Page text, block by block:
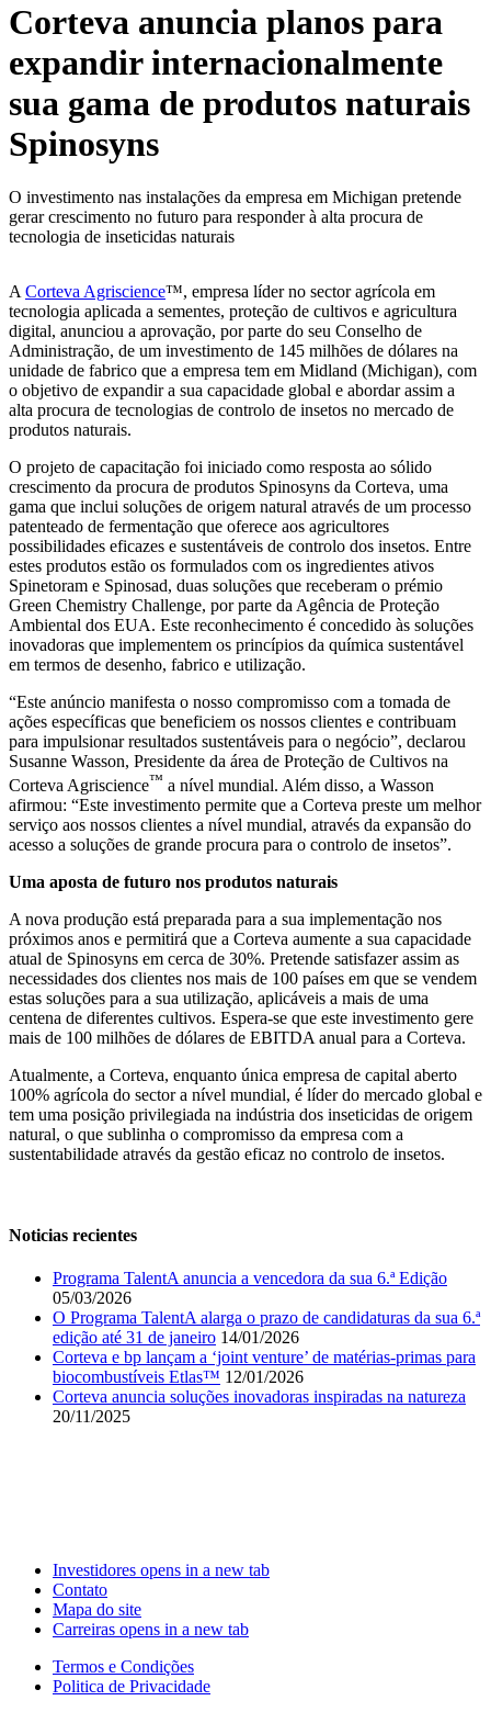
Corteva anuncia planos para
expandir internacionalmente
sua gama de produtos naturais
Spinosyns
O investimento nas instalações da empresa em Michigan pretende
gerar crescimento no futuro para responder à alta procura de
tecnologia de inseticidas naturais
A Corteva Agriscience™, empresa líder no sector agrícola em
tecnologia aplicada a sementes, proteção de cultivos e agricultura
digital, anunciou a aprovação, por parte do seu Conselho de
Administração, de um investimento de 145 milhões de dólares na
unidade de fabrico que a empresa tem em Midland (Michigan), com
o objetivo de expandir a sua capacidade global e abordar assim a
alta procura de tecnologias de controlo de insetos no mercado de
produtos naturais.
O projeto de capacitação foi iniciado como resposta ao sólido
crescimento da procura de produtos Spinosyns da Corteva, uma
gama que inclui soluções de origem natural através de um processo
patenteado de fermentação que oferece aos agricultores
possibilidades eficazes e sustentáveis de controlo dos insetos. Entre
estes produtos estão os formulados com os ingredientes ativos
Spinetoram e Spinosad, duas soluções que receberam o prémio
Green Chemistry Challenge, por parte da Agência de Proteção
Ambiental dos EUA. Este reconhecimento é concedido às soluções
inovadoras que implementem os princípios da química sustentável
em termos de desenho, fabrico e utilização.
“Este anúncio manifesta o nosso compromisso com a tomada de
ações específicas que beneficiem os nossos clientes e contribuam
para impulsionar resultados sustentáveis para o negócio”, declarou
Susanne Wasson, Presidente da área de Proteção de Cultivos na
Corteva Agriscience™ a nível mundial. Além disso, a Wasson
afirmou: “Este investimento permite que a Corteva preste um melhor
serviço aos nossos clientes a nível mundial, através da expansão do
acesso a soluções de grande procura para o controlo de insetos”.
Uma aposta de futuro nos produtos naturais
A nova produção está preparada para a sua implementação nos
próximos anos e permitirá que a Corteva aumente a sua capacidade
atual de Spinosyns em cerca de 30%. Pretende satisfazer assim as
necessidades dos clientes nos mais de 100 países em que se vendem
estas soluções para a sua utilização, aplicáveis a mais de uma
centena de diferentes cultivos. Espera-se que este investimento gere
mais de 100 milhões de dólares de EBITDA anual para a Corteva.
Atualmente, a Corteva, enquanto única empresa de capital aberto
100% agrícola do sector a nível mundial, é líder do mercado global e
tem uma posição privilegiada na indústria dos inseticidas de origem
natural, o que sublinha o compromisso da empresa com a
sustentabilidade através da gestão eficaz no controlo de insetos.
Noticias recientes
Programa TalentA anuncia a vencedora da sua 6.ª Edição
05/03/2026
O Programa TalentA alarga o prazo de candidaturas da sua 6.ª
edição até 31 de janeiro 14/01/2026
Corteva e bp lançam a ‘joint venture’ de matérias-primas para
biocombustíveis Etlas™ 12/01/2026
Corteva anuncia soluções inovadoras inspiradas na natureza
20/11/2025
Investidores opens in a new tab
Contato
Mapa do site
Carreiras opens in a new tab
Termos e Condições
Politica de Privacidade